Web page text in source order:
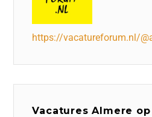
https://vacatureforum.nl/
Vacatures Almere